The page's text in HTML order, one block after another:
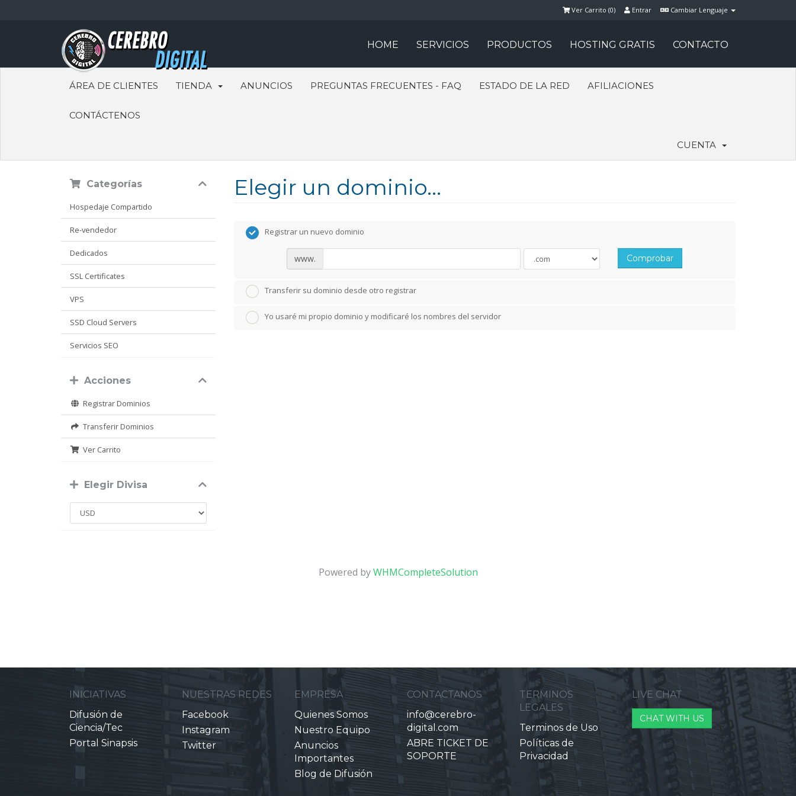
Cambiar Lenguaje
Entrar
Ver Carrito (0)
HOME SERVICIOS PRODUCTOS HOSTING GRATIS CONTACTO
ÁREA DE CLIENTES TIENDA ANUNCIOS PREGUNTAS FRECUENTES - FAQ ESTADO DE LA RED AFILIACIONES
CONTÁCTENOS
CUENTA
Elegir un dominio...
Categorías
Hospedaje Compartido
Re-vendedor
Dedicados
SSL Certificates
VPS
SSD Cloud Servers
Servicios SEO
Acciones
Registrar Dominios
Transferir Dominios
Ver Carrito
Elegir Divisa
Registrar un nuevo dominio
www. Comprobar
Transferir su dominio desde otro registrar
Yo usaré mi propio dominio y modificaré los nombres del servidor
Powered byWHMCompleteSolution
INICIATIVAS
Difusión de
Ciencia/Tec
Portal Sinapsis
NUESTRAS REDES
Facebook
Instagram
Twitter
EMPRESA
Quienes Somos
Nuestro Equipo
Anuncios
Importantes
Blog de Difusión
CONTACTANOS
info@cerebro-
digital.com
ABRE TICKET DE
SOPORTE
TERMINOS
LEGALES
Terminos de Uso
Políticas de
Privacidad
LIVE CHAT
CHAT WITH US